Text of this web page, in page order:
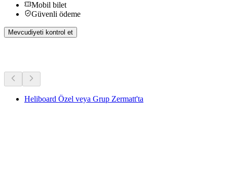
Mobil bilet
Güvenli ödeme
Mevcudiyeti kontrol et
Heliboard Özel veya Grup Zermatt'ta